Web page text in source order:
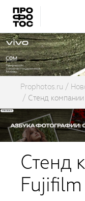
Prophotos.ru
Стенд
Стенд
Fujifilm